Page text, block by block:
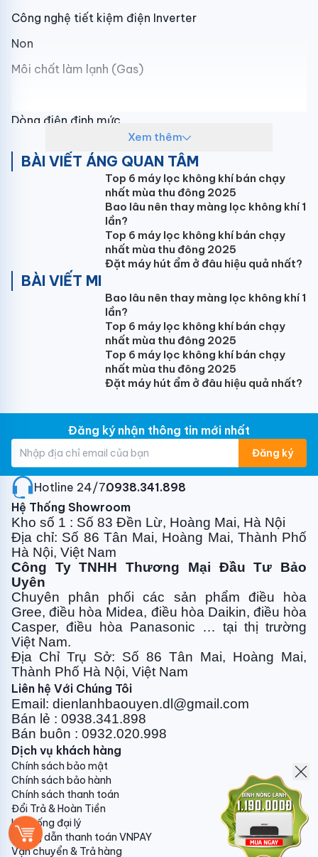
Công nghệ tiết kiệm điện Inverter
Non
Môi chất làm lạnh (Gas)
Dòng điện định mức
Tấm lọc
Lọc không khí và khử mùi
Công nghệ làm lạnh nhanh
36 tháng máy nén và 12 tháng với máy lạnh 1 đổi 1
Chức năng làm lạnh nhanh
Tự động làm khô khay nước ngưng khi tắt máy
Điều khiển nhiệt độ chính xác đến 0,1*C
Công nghệ mới tiết kiệm điện
Màn hình hiển thị LED sang trọng
Tự động điều chỉnh lưu lượng gió và nhiệt độ theo
nhiệt độ phòng
Tự động điều chỉnh nhiệt độ thích hợp khi ngủ
Chống đóng băng ở chế độ làm lạnh
Tự động chẩn đoán và hiển thị sự cố
Tự động điều chỉnh lưu lượng gió chống đọng
sương
Chức năng tự khởi động lại
1. Nhân công lắp đặt : (Miễn phí vận chuyển lắp đặt
tại nội thành Hà Nội - trừ máy tủ, áp, ầm trần).
- Đối với máy công suất 9000btu, 12000btu:
200.000vnđ
- Đối với máy công suất 18000btu, 24000btu:
300.000vnđ
- Đối với máy tủ/cassette/áp trần : 700.000vnđ
2. Ống đồng + bảo ôn
Xem thêm
BÀI VIẾT ÁNG QUAN TÂM
Top 6 máy lọc không khí bán chạy
nhất mùa thu đông 2025
Bao lâu nên thay màng lọc không khí 1
lần?
Top 6 máy lọc không khí bán chạy
nhất mùa thu đông 2025
Đặt máy hút ẩm ở đâu hiệu quả nhất?
BÀI VIẾT MI
Bao lâu nên thay màng lọc không khí 1
lần?
Top 6 máy lọc không khí bán chạy
nhất mùa thu đông 2025
Top 6 máy lọc không khí bán chạy
nhất mùa thu đông 2025
Đặt máy hút ẩm ở đâu hiệu quả nhất?
Đăng ký nhận thông tin mới nhất
Đăng ký
Hotline 24/7:0938.341.898
Hệ Thống Showroom
Kho số 1 : Số 83 Đền Lừ, Hoàng Mai, Hà Nội
Địa chỉ: Số 86 Tân Mai, Hoàng Mai, Thành Phố
Hà Nội, Việt Nam
Công Ty TNHH Thương Mại Đầu Tư Bảo
Uyên
Chuyên phân phối các sản phẩm điều hòa
Gree, điều hòa Midea, điều hòa Daikin, điều hòa
Casper, điều hòa Panasonic … tại thị trường
Việt Nam.
Địa Chỉ Trụ Sở: Số 86 Tân Mai, Hoàng Mai,
Thành Phố Hà Nội, Việt Nam
Liên hệ Với Chúng Tôi
Email: dienlanhbaouyen.dl@gmail.com
Bán lẻ : 0938.341.898
Bán buôn : 0932.020.998
Dịch vụ khách hàng
Chính sách bảo mật
Chính sách bảo hành
Chính sách thanh toán
Đổi Trả & Hoàn Tiền
Hệ thống đại lý
Hướng dẫn thanh toán VNPAY
Vận chuyển & Trả hàng